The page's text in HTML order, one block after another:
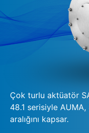
İrtibat kurulacak
Çok turlu aktüatör
48.1 serisiyle
aralığını kapsar.